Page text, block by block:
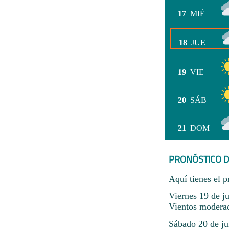
17 MIÉ
18 JUE
19 VIE
20 SÁB
21 DOM
PRONÓSTICO
Aquí tienes el
Viernes 19 de
Vientos
Sábado 20 de